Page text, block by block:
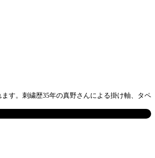
す。刺繍歴35年の真野さんによる掛け軸、タペ